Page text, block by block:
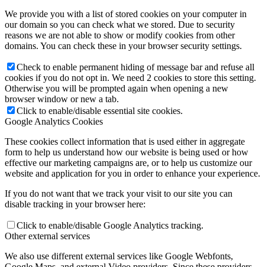
We provide you with a list of stored cookies on your computer in
our domain so you can check what we stored. Due to security
reasons we are not able to show or modify cookies from other
domains. You can check these in your browser security settings.
Check to enable permanent hiding of message bar and refuse all
cookies if you do not opt in. We need 2 cookies to store this setting.
Otherwise you will be prompted again when opening a new
browser window or new a tab.
Click to enable/disable essential site cookies.
Google Analytics Cookies
These cookies collect information that is used either in aggregate
form to help us understand how our website is being used or how
effective our marketing campaigns are, or to help us customize our
website and application for you in order to enhance your experience.
If you do not want that we track your visit to our site you can
disable tracking in your browser here:
Click to enable/disable Google Analytics tracking.
Other external services
We also use different external services like Google Webfonts,